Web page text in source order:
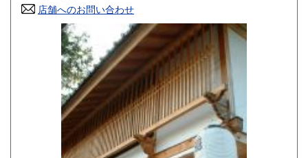
高知県 600円
600円 長崎県
600円 大分県
600円 鹿児島県
600円
店舗へのお問い合わせ